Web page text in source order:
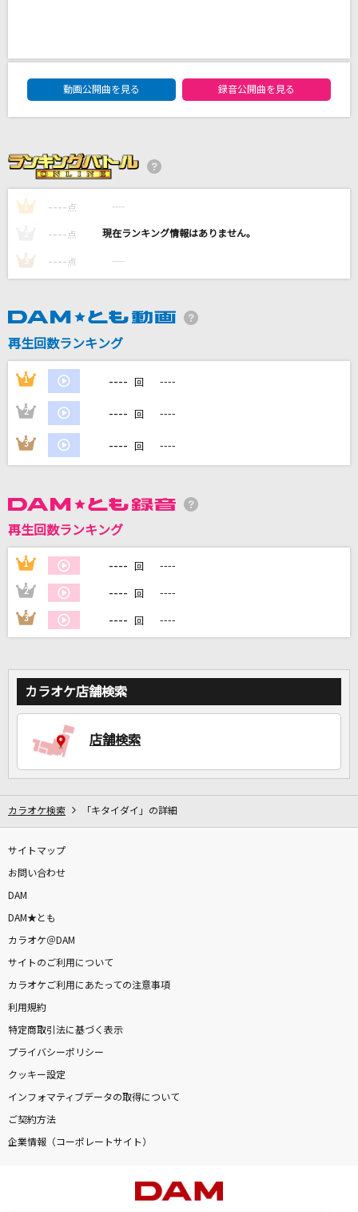
[生音]本当はね、
乃木坂46
シンクロニシティ
みちしるべ
Saucy Dog
カラオケ最新情報をチェック！
DAM★ともボーカルエントリーランキング
動画公開曲を見る
録音公開曲を見る
1 ---- 点 ----
---- 点 ----
3 ---- 点 ----
再生回数ランキング
1 ---- 回 ----
2 ---- 回 ----
3 ---- 回 ----
再生回数ランキング
1 ---- 回 ----
2 ---- 回 ----
3 ---- 回 ----
カラオケ店舗検索
店舗検索
カラオケ検索 「キタイダイ」の詳細
サイトマップ
お問い合わせ
DAM
DAM★とも
カラオケ＠DAM
サイトのご利用について
カラオケご利用にあたっての注意事項
利用規約
特定商取引法に基づく表示
プライバシーポリシー
クッキー設定
インフォマティブデータの取得について
ご契約方法
企業情報（コーポレートサイト）